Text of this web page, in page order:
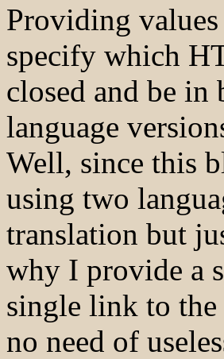
Providing
specify which
closed and be
language
Well, since this
using two
translation but
why I provide a
single link to the
no need of